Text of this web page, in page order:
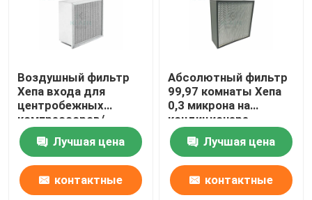
Воздушный фильтр
Хепа входа для
центробежных
компрессоров/
газовых турбин/
двигателейЛучшая цена
контактные
Абсолютный фильтр
99,97 комнаты Хепа
0,3 микрона на
кондиционере
извлекает споры
прессформы
Лучшая цена
контактные